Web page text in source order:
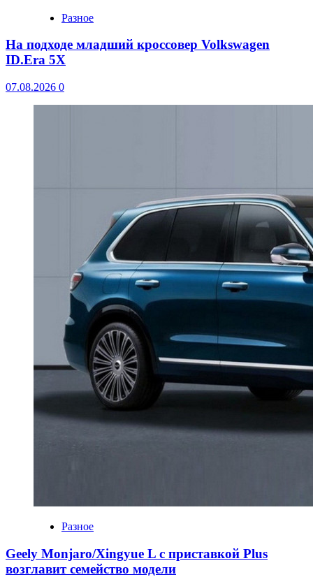
Разное
На подходе младший кроссовер Volkswagen
ID.Era 5X
07.08.2026 0
Разное
Geely Monjaro/Xingyue L с приставкой Plus
возглавит семейство модели